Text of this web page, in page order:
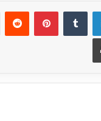
لينكدإن بينتيريست